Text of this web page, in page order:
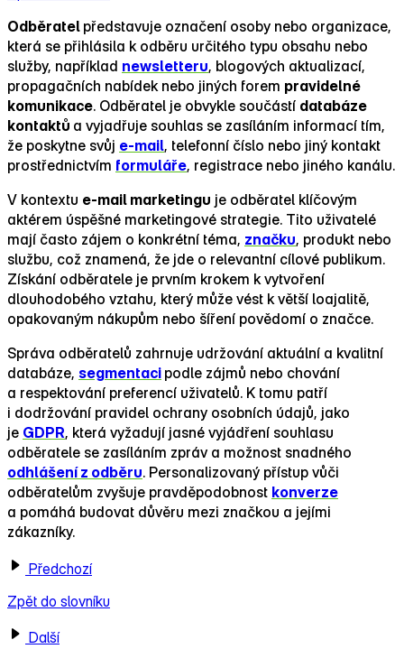
Odběratel představuje označení osoby nebo organizace,
která se přihlásila k odběru určitého typu obsahu nebo
služby, například newsletteru, blogových aktualizací,
propagačních nabídek nebo jiných forem pravidelné
komunikace. Odběratel je obvykle součástí databáze
kontaktů a vyjadřuje souhlas se zasíláním informací tím,
že poskytne svůj e‑mail, telefonní číslo nebo jiný kontakt
prostřednictvím formuláře, registrace nebo jiného kanálu.
V kontextu e‑mail marketingu je odběratel klíčovým
aktérem úspěšné marketingové strategie. Tito uživatelé
mají často zájem o konkrétní téma, značku, produkt nebo
službu, což znamená, že jde o relevantní cílové publikum.
Získání odběratele je prvním krokem k vytvoření
dlouhodobého vztahu, který může vést k větší loajalitě,
opakovaným nákupům nebo šíření povědomí o značce.
Správa odběratelů zahrnuje udržování aktuální a kvalitní
databáze, segmentaci podle zájmů nebo chování
a respektování preferencí uživatelů. K tomu patří
i dodržování pravidel ochrany osobních údajů, jako
je GDPR, která vyžadují jasné vyjádření souhlasu
odběratele se zasíláním zpráv a možnost snadného
odhlášení z odběru. Personalizovaný přístup vůči
odběratelům zvyšuje pravděpodobnost konverze
a pomáhá budovat důvěru mezi značkou a jejími
zákazníky.
Předchozí
Zpět do slovníku
Další